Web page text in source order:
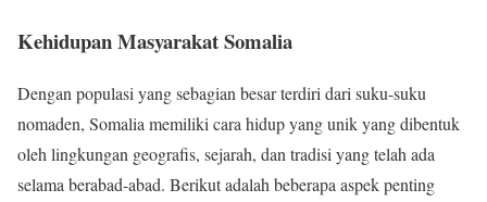
Kehidupan Masyarakat Somalia
Dengan populasi yang sebagian besar terdiri dari suku-suku
nomaden, Somalia memiliki cara hidup yang unik yang dibentuk
oleh lingkungan geografis, sejarah, dan tradisi yang telah ada
selama berabad-abad. Berikut adalah beberapa aspek penting